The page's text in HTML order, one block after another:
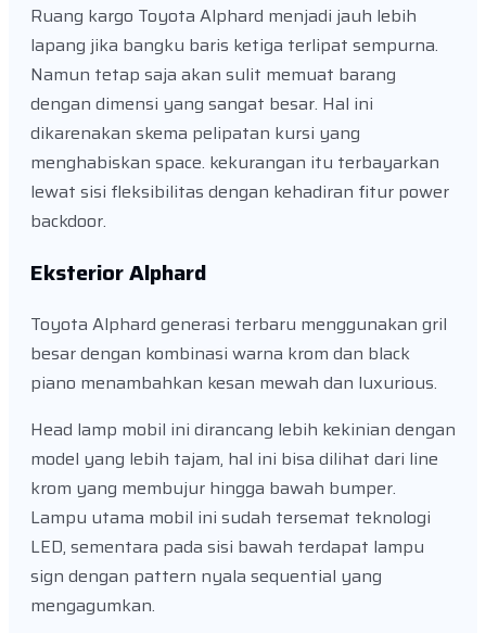
Ruang kargo Toyota Alphard menjadi jauh lebih
lapang jika bangku baris ketiga terlipat sempurna.
Namun tetap saja akan sulit memuat barang
dengan dimensi yang sangat besar. Hal ini
dikarenakan skema pelipatan kursi yang
menghabiskan space. kekurangan itu terbayarkan
lewat sisi fleksibilitas dengan kehadiran fitur power
backdoor.
Eksterior Alphard
Toyota Alphard generasi terbaru menggunakan gril
besar dengan kombinasi warna krom dan black
piano menambahkan kesan mewah dan luxurious.
Head lamp mobil ini dirancang lebih kekinian dengan
model yang lebih tajam, hal ini bisa dilihat dari line
krom yang membujur hingga bawah bumper.
Lampu utama mobil ini sudah tersemat teknologi
LED, sementara pada sisi bawah terdapat lampu
sign dengan pattern nyala sequential yang
mengagumkan.